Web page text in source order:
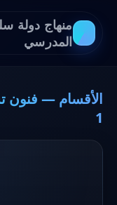
منهاج دولة
المدرسي
الأقسام — فنون
1